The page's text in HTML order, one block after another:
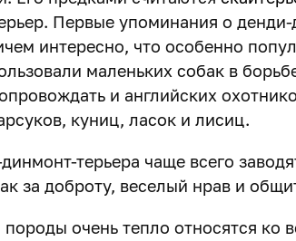
Первые упоминания о денди-
интересно, что особенно
маленьких собак в
и английских
куниц, ласок и лисиц.
терьера чаще всего
за доброту, веселый нрав и
очень тепло относятся ко